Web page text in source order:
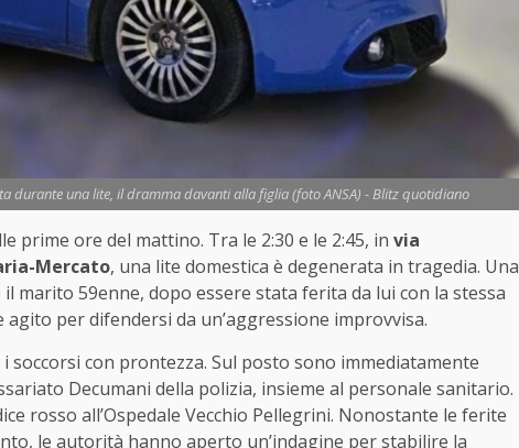
durante una lite, il dramma davanti alla figlia (foto ANSA) - Blitz quotidiano
prime ore del mattino. Tra le 2:30 e le 2:45, in via
Mercato, una lite domestica è degenerata in tragedia. Una
marito 59enne, dopo essere stata ferita da lui con la stessa
per difendersi da un’aggressione improvvisa.
soccorsi con prontezza. Sul posto sono immediatamente
Decumani della polizia, insieme al personale sanitario.
rosso all’Ospedale Vecchio Pellegrini. Nonostante le ferite
le autorità hanno aperto un’indagine per stabilire la